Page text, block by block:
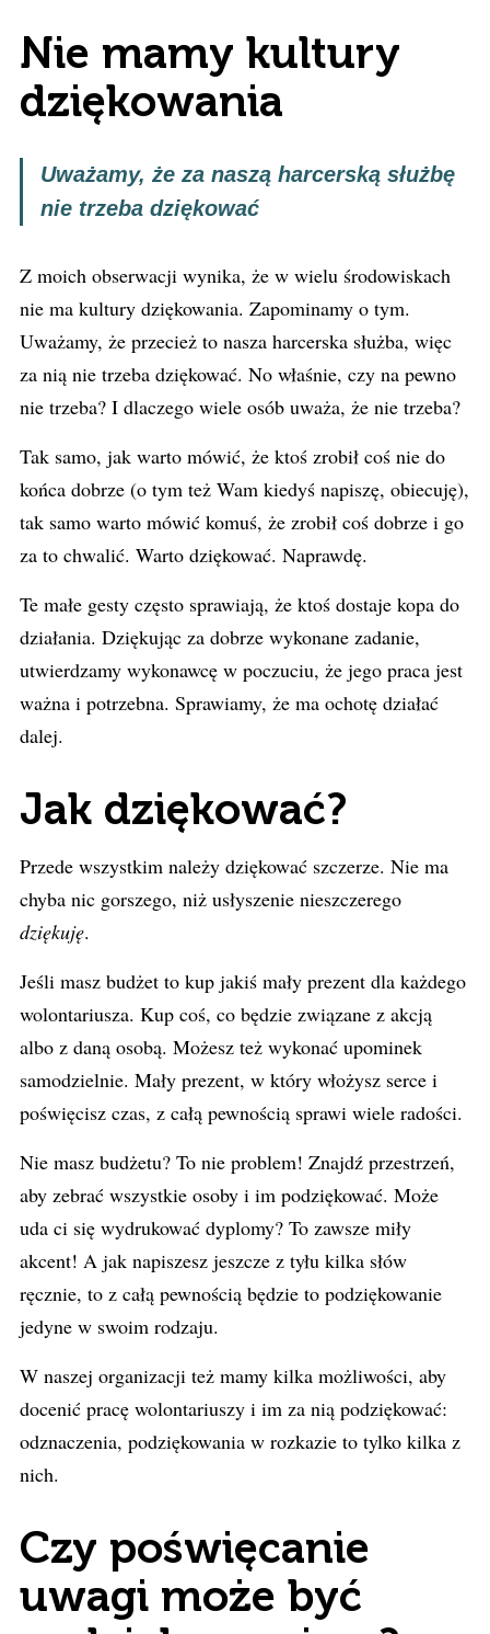
Nie mamy kultury
dziękowania
Uważamy, że za naszą harcerską służbę
nie trzeba dziękować
Z moich obserwacji wynika, że w wielu środowiskach
nie ma kultury dziękowania. Zapominamy o tym.
Uważamy, że przecież to nasza harcerska służba, więc
za nią nie trzeba dziękować. No właśnie, czy na pewno
nie trzeba? I dlaczego wiele osób uważa, że nie trzeba?
Tak samo, jak warto mówić, że ktoś zrobił coś nie do
końca dobrze (o tym też Wam kiedyś napiszę, obiecuję),
tak samo warto mówić komuś, że zrobił coś dobrze i go
za to chwalić. Warto dziękować. Naprawdę.
Te małe gesty często sprawiają, że ktoś dostaje kopa do
działania. Dziękując za dobrze wykonane zadanie,
utwierdzamy wykonawcę w poczuciu, że jego praca jest
ważna i potrzebna. Sprawiamy, że ma ochotę działać
dalej.
Jak dziękować?
Przede wszystkim należy dziękować szczerze. Nie ma
chyba nic gorszego, niż usłyszenie nieszczerego
dziękuję.
Jeśli masz budżet to kup jakiś mały prezent dla każdego
wolontariusza. Kup coś, co będzie związane z akcją
albo z daną osobą. Możesz też wykonać upominek
samodzielnie. Mały prezent, w który włożysz serce i
poświęcisz czas, z całą pewnością sprawi wiele radości.
Nie masz budżetu? To nie problem! Znajdź przestrzeń,
aby zebrać wszystkie osoby i im podziękować. Może
uda ci się wydrukować dyplomy? To zawsze miły
akcent! A jak napiszesz jeszcze z tyłu kilka słów
ręcznie, to z całą pewnością będzie to podziękowanie
jedyne w swoim rodzaju.
W naszej organizacji też mamy kilka możliwości, aby
docenić pracę wolontariuszy i im za nią podziękować:
odznaczenia, podziękowania w rozkazie to tylko kilka z
nich.
Czy poświęcanie
uwagi może być